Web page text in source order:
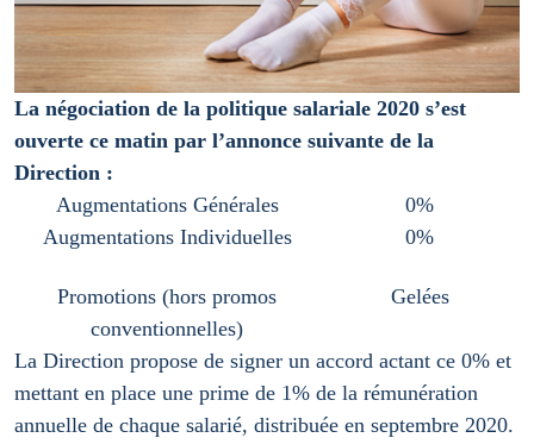
La négociation de la politique salariale 2020 s’est
ouverte ce matin par l’annonce suivante de la
Direction :
Augmentations Générales
0%
Augmentations Individuelles
0%
Promotions (hors promos
conventionnelles)
Gelées
La Direction propose de signer un accord actant ce 0% et
mettant en place une prime de 1% de la rémunération
annuelle de chaque salarié, distribuée en septembre 2020.